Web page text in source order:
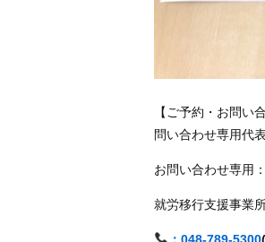
【ご予約・お問い
問い合わせ専用代
お問い合わせ専用：
就労移行支援事
：048-789-5300(